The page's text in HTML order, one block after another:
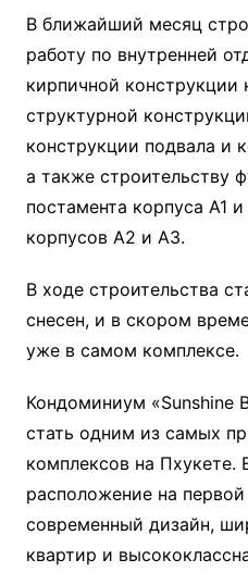
В ближайший месяц
работу по внутренней
кирпичной конструкции
структурной
конструкции подвала и
а также строительству
постамента корпуса А1
корпусов А2 и А3.
В ходе строительства
снесен, и в скором
уже в самом комплексе.
Кондоминиум «Sunshine
стать одним из самых
комплексов на Пхукете.
расположение на
современный дизайн,
квартир и